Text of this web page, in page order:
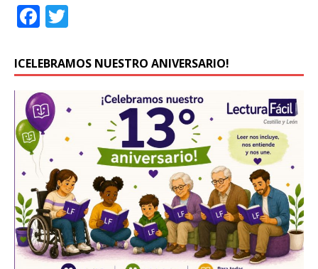
F
c
e
b
o
o
k
it
te
r
ICELEBRAMOS NUESTRO ANIVERSARIO!